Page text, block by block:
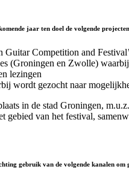
jaar ten doel de volgende
Guitar Competition and
(Groningen en Zwolle)
lezingen
wordt gezocht naar
in de stad Groningen,
gebied van het festival,
gebruik van de volgende kanalen om